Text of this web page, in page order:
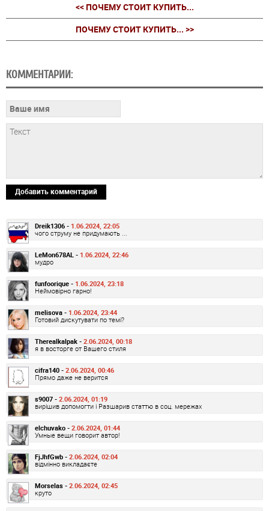
<< ПОЧЕМУ СТОИТ КУПИТЬ...
ПОЧЕМУ СТОИТ КУПИТЬ... >>
КОММЕНТАРИИ:
Добавить комментарий
Dreik1306 - 1.06.2024, 22:05
чого струму не придумають ...
LeMon678AL - 1.06.2024, 22:46
мудро
funfoorique - 1.06.2024, 23:18
Неймовірно гарно!
melisova - 1.06.2024, 23:44
Готовий дискутувати по темі?
Therealkalpak - 2.06.2024, 00:18
я в восторге от Вашего стиля
cifra140 - 2.06.2024, 00:46
Прямо даже не верится
s9007 - 2.06.2024, 01:19
вирішив допомогти і Разшарив статтю в соц. мережах
elchuvako - 2.06.2024, 01:44
Умные вещи говорит автор!
FjJhfGwb - 2.06.2024, 02:04
відмінно викладаєте
Morselas - 2.06.2024, 02:45
круто